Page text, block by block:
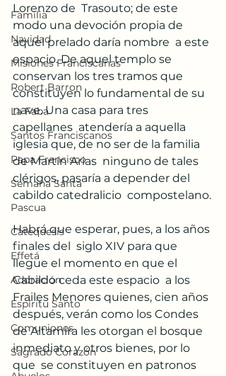
Familia
Navidad
Misiones Franciscanas
Robert Barron
La Faba
Santos Franciscanos
Papa Francisco
Semana Santa
Pascua
Catequesis
Effetá
Adoración
Espíritu Santo
Comuniones
Sagrado Corazón
Lorenzo de  Trasouto; de este
modo una devoción propia de
aquel prelado daría nombre  a este
espacio. De aquel templo se
conservan los tres tramos que
constituyen lo fundamental de su
nave. Una casa para tres
capellanes  atendería a aquella
iglesia que, de no ser de la familia
de Martín Arias  ninguno de tales
clérigos, pasaría a depender del
cabildo catedralicio  compostelano.
Habrá que esperar, pues, a los años
finales del  siglo XIV para que
llegue el momento en que el
Cabildo ceda este espacio  a los
Frailes Menores quienes, cien años
después, verán como los Condes
de Altamira les otorgan el bosque
inmediato y otros bienes, por lo
que  se constituyen en patronos